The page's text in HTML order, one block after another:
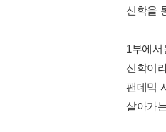
신학을
1부에
신학이
팬데믹
살아가